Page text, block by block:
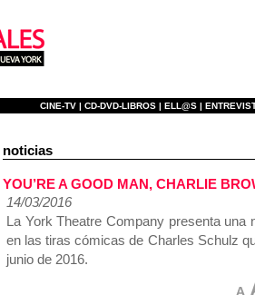
CINE-TV | CD-DVD-LIBROS | ELL@S |
noticias
YOU’RE A GOOD MAN, CHARLIE
14/03/2016
La York Theatre Company presenta
en las tiras cómicas de Charles Schulz
junio de 2016.